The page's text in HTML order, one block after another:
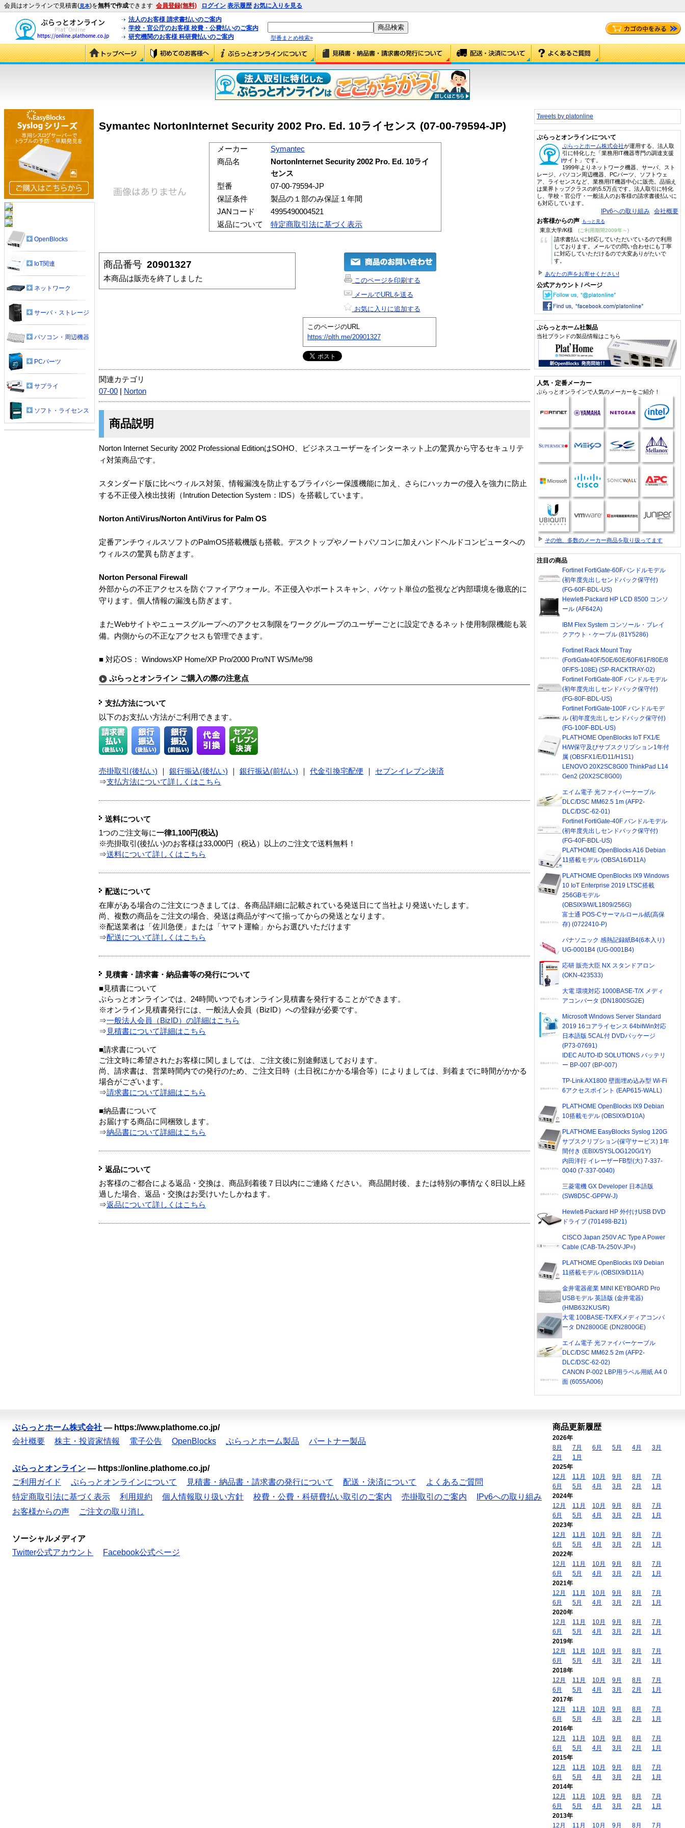
会員はオンラインで見積書(見本)を無料で作成できます 会員登録(無料) ログイン 表示履歴 お気に入りを見る
法人のお客様 請求書払いのご案内
学校・官公庁のお客様 校費・公費払いのご案内
研究機関のお客様 科研費払いのご案内
型番まとめ検索»
Symantec NortonInternet Security 2002 Pro. Ed. 10ライセンス (07-00-79594-JP)
メーカー
Symantec
商品名
NortonInternet Security 2002 Pro. Ed. 10ライ
センス
型番
07-00-79594-JP
保証条件
製品の１部のみ保証１年間
JANコード
4995490004521
返品について
特定商取引法に基づく表示
商品番号 20901327
本商品は販売を終了しました
このページを印刷する
メールでURLを送る
お気に入りに追加する
このページのURL
https://plth.me/20901327
関連カテゴリ
07-00
Norton
商品説明
Norton Internet Security 2002 Professional EditionはSOHO、ビジネスユーザーをインターネット上の驚異から守るセキュリテ
ィ対策商品です。
スタンダード版に比べウィルス対策、情報漏洩を防止するプライバシー保護機能に加え、さらにハッカーの侵入を強力に防止
する不正侵入検出技術（Intrution Detection System：IDS）を搭載しています。
Norton AntiVirus/Norton AntiVirus for Palm OS
定番アンチウィルスソフトのPalmOS搭載機版も搭載。デスクトップやノートパソコンに加えハンドヘルドコンピュータへの
ウィルスの驚異も防ぎます。
Norton Personal Firewall
外部からの不正アクセスを防ぐファイアウォール。不正侵入やポートスキャン、パケット単位の監視など内部環境を徹底的に
守ります。個人情報の漏洩も防ぎます。
またWebサイトやニュースグループへのアクセス制限をワークグループのユーザーごとに設定できるネット使用制限機能も装
備。内側からの不正なアクセスも管理できます。
■ 対応OS： WindowsXP Home/XP Pro/2000 Pro/NT WS/Me/98
ぷらっとオンライン ご購入の際の注意点
支払方法について
以下のお支払い方法がご利用できます。
売掛取引(後払い) 銀行振込(後払い) 銀行振込(前払い) 代金引換宅配便
セブンイレブン決済
⇒支払方法について詳しくはこちら
送料について
1つのご注文毎に一律1,100円(税込)
※売掛取引(後払い)のお客様は33,000円（税込）以上のご注文で送料無料！
⇒送料について詳しくはこちら
配送について
在庫がある場合のご注文につきましては、各商品詳細に記載されている発送日にて当社より発送いたします。
尚、複数の商品をご注文の場合、発送は商品がすべて揃ってからの発送となります。
※配送業者は「佐川急便」または「ヤマト運輸」からお選びいただけます
⇒配送について詳しくはこちら
見積書・請求書・納品書等の発行について
■見積書について
ぷらっとオンラインでは、24時間いつでもオンライン見積書を発行することができます。
※オンライン見積書発行には、一般法人会員（BizID）への登録が必要です。
⇒一般法人会員（BizID）の詳細はこちら
⇒ 見積書について詳細はこちら
■請求書について
ご注文時に希望されたお客様に関しましては、ご注文後に別途郵送しております。
尚、請求書は、営業時間内での発行のため、ご注文日時（土日祝にかかる場合等）によりましては、到着までに時間がかかる
場合がございます。
⇒請求書について詳細はこちら
■納品書について
お届けする商品に同梱致します。
⇒納品書について詳細はこちら
返品について
お客様のご都合による返品・交換は、商品到着後７日以内にご連絡ください。 商品開封後、または特別の事情なく8日以上経
過した場合、返品・交換はお受けいたしかねます。
⇒返品について詳しくはこちら
OpenBlocks
IoT関連
ネットワーク
サーバ・ストレージ
パソコン・周辺機器
PCパーツ
サプライ
ソフト・ライセンス
Tweets by platonline
ぷらっとオンラインについて
ぷらっとホーム株式会社が運用する、法人取
引に特化した「業務用IT機器専門の調達支援
サイト」です。
1999年よりネットワーク機器、サーバ、スト
レージ、パソコン周辺機器、PCパーツ、ソフトウェ
ア、ライセンスなど、業務用IT機器中心に販売。品揃え
は業界トップクラスの約5.5万点です。法人取引に特化
し、学校・官公庁・一般法人のお客様の請求書後払いに
も対応しています。
IPv6への取り組み 会社概要
お客様からの声 もっと見る
東京大学/K様 (ご利用期間2009年～)
“
請求書払いに対応していただいているので利用
しております。メールでの問い合わせにも丁寧
に対応していただけるので大変ありがたいで
す。
あなたの声をお寄せください!
公式アカウント / ページ
ぷらっとホーム社製品
当社ブランドの製品情報はこちら
人気・定番メーカー
ぷらっとオンラインで人気のメーカーをご紹介！
その他、多数のメーカー商品を取り扱ってます
注目の商品
Fortinet FortiGate-60Fバンドルモデル
(初年度先出しセンドバック保守付)
(FG-60F-BDL-US)
Hewlett-Packard HP LCD 8500 コンソ
ール (AF642A)
IBM Flex System コンソール・ブレイ
クアウト・ケーブル (81Y5286)
Fortinet Rack Mount Tray
(FortiGate40F/50E/60E/60F/61F/80E/8
0F/FS-108E) (SP-RACKTRAY-02)
Fortinet FortiGate-80F バンドルモデル
(初年度先出しセンドバック保守付)
(FG-80F-BDL-US)
Fortinet FortiGate-100F バンドルモデ
ル (初年度先出しセンドバック保守付)
(FG-100F-BDL-US)
PLAT'HOME OpenBlocks IoT FX1/E
H/W保守及びサブスクリプション1年付
属 (OBSFX1/E/D11/H1S1)
LENOVO 20X2SC8G00 ThinkPad L14
Gen2 (20X2SC8G00)
エイム電子 光ファイバーケーブル
DLC/DSC MM62.5 1m (AFP2-
DLC/DSC-62-01)
Fortinet FortiGate-40F バンドルモデル
(初年度先出しセンドバック保守付)
(FG-40F-BDL-US)
PLAT'HOME OpenBlocks A16 Debian
11搭載モデル (OBSA16/D11A)
PLAT'HOME OpenBlocks IX9 Windows
10 IoT Enterprise 2019 LTSC搭載
256GBモデル
(OBSIX9/W/L1809/256G)
富士通 POS-Cサーマルロール紙(高保
存) (0722410-P)
パナソニック 感熱記録紙B4(6本入り)
UG-0001B4 (UG-0001B4)
応研 販売大臣 NX スタンドアロン
(OKN-423533)
大電 環境対応 1000BASE-T/X メディ
アコンバータ (DN1800SG2E)
Microsoft Windows Server Standard
2019 16コアライセンス 64bitWin対応
日本語版 5CAL付 DVDパッケージ
(P73-07691)
IDEC AUTO-ID SOLUTIONS バッテリ
ー BP-007 (BP-007)
TP-Link AX1800 壁面埋め込み型 Wi-Fi
6アクセスポイント (EAP615-WALL)
PLAT'HOME OpenBlocks IX9 Debian
10搭載モデル (OBSIX9/D10A)
PLAT'HOME EasyBlocks Syslog 120G
サブスクリプション(保守サービス) 1年
間付き (EBIX/SYSLOG120G/1Y)
内田洋行 イレーザーFB型(大) 7-337-
0040 (7-337-0040)
三菱電機 GX Developer 日本語版
(SW8D5C-GPPW-J)
Hewlett-Packard HP 外付けUSB DVD
ドライブ (701498-B21)
CISCO Japan 250V AC Type A Power
Cable (CAB-TA-250V-JP=)
PLAT'HOME OpenBlocks IX9 Debian
11搭載モデル (OBSIX9/D11A)
金井電器産業 MINI KEYBOARD Pro
USBモデル 英語版 (金井電器)
(HMB632KUS/R)
大電 100BASE-TX/FXメディアコンバ
ータ DN2800GE (DN2800GE)
エイム電子 光ファイバーケーブル
DLC/DSC MM62.5 2m (AFP2-
DLC/DSC-62-02)
CANON P-002 LBP用ラベル用紙 A4 0
面 (6055A006)
ぷらっとホーム株式会社 — https://www.plathome.co.jp/
会社概要
株主・投資家情報 電子公告 OpenBlocks ぷらっとホーム製品 パートナー製品
ぷらっとオンライン — https://online.plathome.co.jp/
ご利用ガイド
ぷらっとオンラインについて 見積書・納品書・請求書の発行について 配送・決済について
よくあるご質問
特定商取引法に基づく表示
利用規約 個人情報取り扱い方針 校費・公費・科研費払い取引のご案内 売掛取引のご案内
IPv6への取り組み
お客様からの声
ご注文の取り消し
ソーシャルメディア
Twitter公式アカウント
Facebook公式ページ
商品更新履歴
2026年
8月
7月 6月 5月 4月
3月
2月
1月
2025年
12月
11月 10月 9月 8月
7月
6月
5月 4月 3月 2月
1月
2024年
12月
11月 10月 9月 8月
7月
6月
5月 4月 3月 2月
1月
2023年
12月
11月 10月 9月 8月
7月
6月
5月 4月 3月 2月
1月
2022年
12月
11月 10月 9月 8月
7月
6月
5月 4月 3月 2月
1月
2021年
12月
11月 10月 9月 8月
7月
6月
5月 4月 3月 2月
1月
2020年
12月
11月 10月 9月 8月
7月
6月
5月 4月 3月 2月
1月
2019年
12月
11月 10月 9月 8月
7月
6月
5月 4月 3月 2月
1月
2018年
12月
11月 10月 9月 8月
7月
6月
5月 4月 3月 2月
1月
2017年
12月
11月 10月 9月 8月
7月
6月
5月 4月 3月 2月
1月
2016年
12月
11月 10月 9月 8月
7月
6月
5月 4月 3月 2月
1月
2015年
12月
11月 10月 9月 8月
7月
6月
5月 4月 3月 2月
1月
2014年
12月
11月 10月 9月 8月
7月
6月
5月 4月 3月 2月
1月
2013年
12月
11月 10月 9月 8月 7月